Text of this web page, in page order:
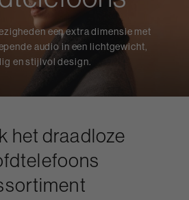
een extra dimensie met
audio in een lichtgewicht,
en stijlvol design.
het draadloze